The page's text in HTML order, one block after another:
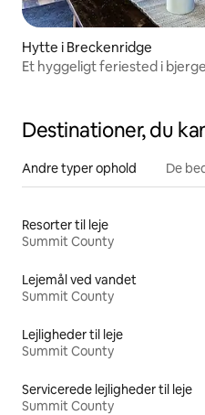
Hytte i Breckenridge
Et hyggeligt feriested i
Destinationer, du
Andre typer ophold De
Resorter til leje
Summit County
Lejemål ved vandet
Summit County
Lejligheder til leje
Summit County
Servicerede lejligheder til leje
Summit County